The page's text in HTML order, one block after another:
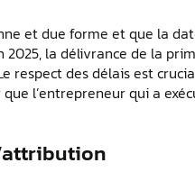
et due forme et que la
la délivrance de la
respect des délais est
l’entrepreneur qui a